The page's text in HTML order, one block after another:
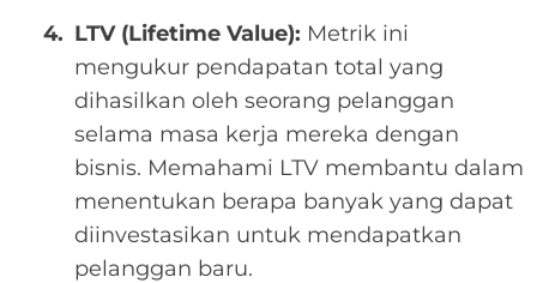
LTV (Lifetime Value): Metrik ini
mengukur pendapatan total yang
dihasilkan oleh seorang pelanggan
selama masa kerja mereka dengan
bisnis. Memahami LTV membantu dalam
menentukan berapa banyak yang dapat
diinvestasikan untuk mendapatkan
pelanggan baru.